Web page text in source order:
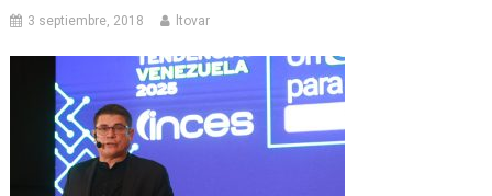
3 septiembre, 2018 ltovar